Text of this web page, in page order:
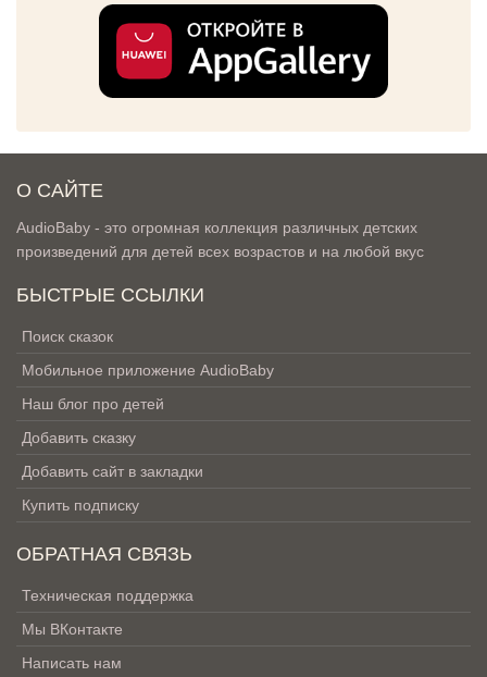
О САЙТЕ
AudioBaby - это огромная коллекция различных детских
произведений для детей всех возрастов и на любой вкус
БЫСТРЫЕ ССЫЛКИ
Поиск сказок
Мобильное приложение AudioBaby
Наш блог про детей
Добавить сказку
Добавить сайт в закладки
Купить подписку
ОБРАТНАЯ СВЯЗЬ
Техническая поддержка
Мы ВКонтакте
Написать нам